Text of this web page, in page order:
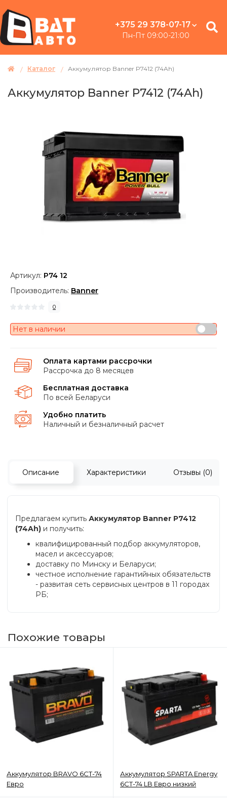
+375 29 378-07-17
Пн-Пт 09:00-21:00
Каталог Аккумулятор Banner P7412 (74Ah)
Аккумулятор Banner P7412 (74Ah)
Артикул: P74 12
Производитель: Banner
0
Нет в наличии
Оплата картами рассрочки
Рассрочка до 8 месяцев
Бесплатная доставка
По всей Беларуси
Удобно платить
Наличный и безналичный расчет
Описание Характеристики Отзывы (0)
Предлагаем купить Аккумулятор Banner P7412
(74Ah) и получить:
квалифицированный подбор аккумуляторов,
масел и аксессуаров;
доставку по Минску и Беларуси;
честное исполнение гарантийных обязательств
- развитая сеть сервисных центров в 11 городах
РБ;
Похожие товары
Аккумулятор BRAVO 6СТ-74
Евро
Аккумулятор SPARTA Energy
6СТ-74 LB Евро низкий